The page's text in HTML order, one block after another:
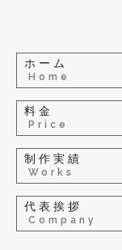
ホーム
Home
料金
Price
制作実績
Works
代表挨拶
Company